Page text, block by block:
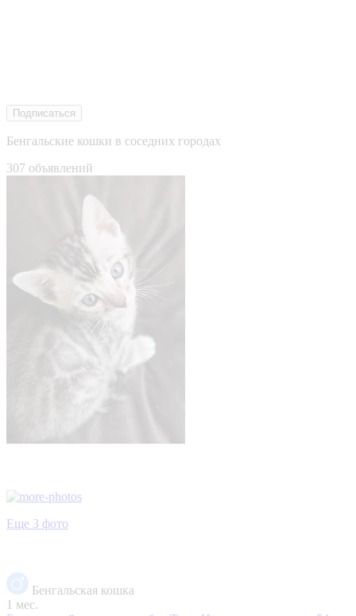
Подписаться
Бенгальские кошки в соседних городах
307 объявлений
Еще 3 фото
Бенгальская кошка
1 мес.